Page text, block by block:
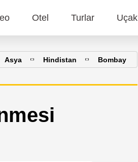
Otel Turlar Uçak
Asya Hindistan Bombay